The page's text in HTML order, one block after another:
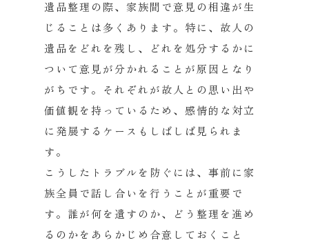
遺品整理の際、家族間で意見の相違が生
じることは多くあります。 特に、故人の
遺品をどれを残し、
どれを処分するかに
ついて意見が分かれることが原因となり
がちで す。それぞれが故人との思い出や
価値観を持っているため、 感情的な対立
に発展するケースもしばしば見られま
す。
こうしたトラブルを防ぐには、 事前に家
族全員で話し合いを行うことが重要で
す。 誰が何を遺すのか、
どう整理を進め
るのかをあらかじめ合意しておくこと